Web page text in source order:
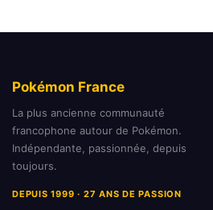
Pokémon France
La plus ancienne communauté
francophone autour de Pokémon.
Indépendante, passionnée, depuis
toujours.
DEPUIS 1999 · 27 ANS DE PASSION